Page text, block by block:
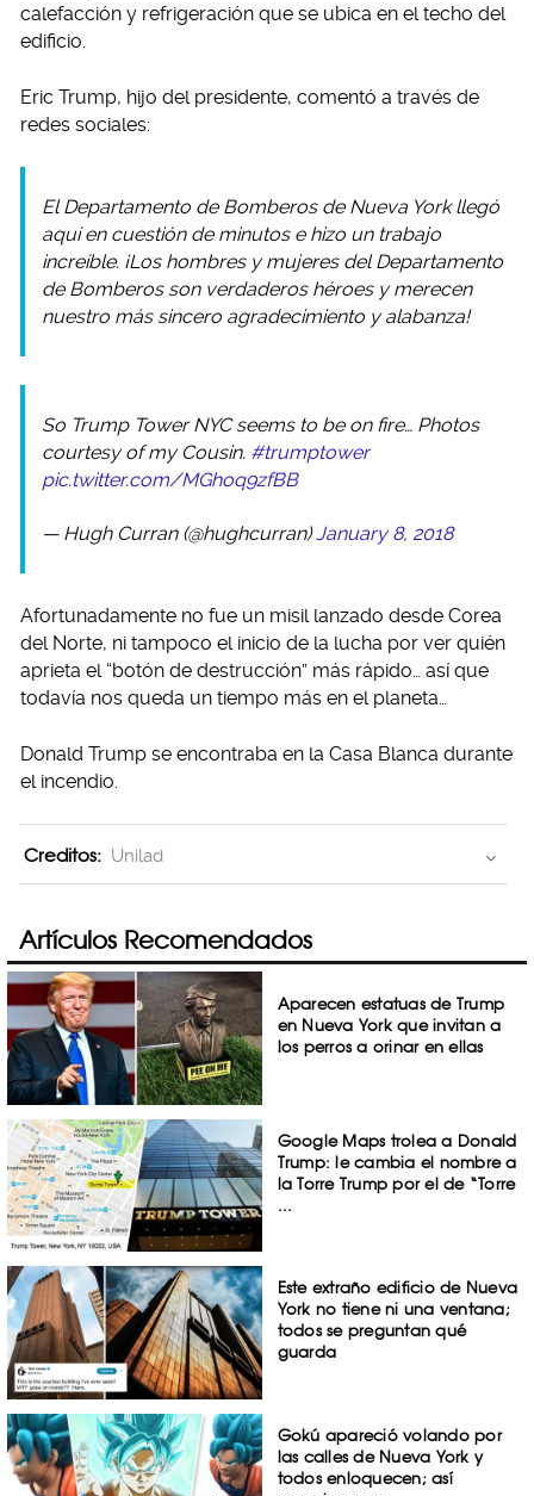
calefacción y refrigeración que se ubica en el techo del
edificio.
Eric Trump, hijo del presidente, comentó a través de
redes sociales:
El Departamento de Bomberos de Nueva York llegó
aquí en cuestión de minutos e hizo un trabajo
increíble. ¡Los hombres y mujeres del Departamento
de Bomberos son verdaderos héroes y merecen
nuestro más sincero agradecimiento y alabanza!
So Trump Tower NYC seems to be on fire… Photos
courtesy of my Cousin. #trumptower
pic.twitter.com/MGhoq9zfBB
— Hugh Curran (@hughcurran)January 8, 2018
Afortunadamente no fue un misil lanzado desde Corea
del Norte, ni tampoco el inicio de la lucha por ver quién
aprieta el “botón de destrucción” más rápido… así que
todavía nos queda un tiempo más en el planeta…
Donald Trump se encontraba en la Casa Blanca durante
el incendio.
Creditos: Unilad
Artículos Recomendados
Aparecen estatuas de Trump
en Nueva York que invitan a
los perros a orinar en ellas
Google Maps trolea a Donald
Trump: le cambia el nombre a
la Torre Trump por el de “Torre
...
Este extraño edificio de Nueva
York no tiene ni una ventana;
todos se preguntan qué
guarda
Gokú apareció volando por
las calles de Nueva York y
todos enloquecen; así